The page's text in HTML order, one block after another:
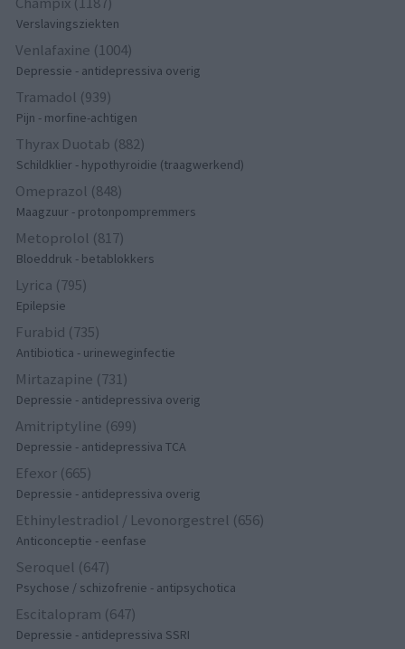
Verslavingsziekten
Venlafaxine (1004)
Depressie - antidepressiva overig
Tramadol (939)
Pijn - morfine-achtigen
Thyrax Duotab (882)
Schildklier - hypothyroidie (traagwerkend)
Omeprazol (848)
Maagzuur - protonpompremmers
Metoprolol (817)
Bloeddruk - betablokkers
Lyrica (795)
Epilepsie
Furabid (735)
Antibiotica - urineweginfectie
Mirtazapine (731)
Depressie - antidepressiva overig
Amitriptyline (699)
Depressie - antidepressiva TCA
Efexor (665)
Depressie - antidepressiva overig
Ethinylestradiol / Levonorgestrel (656)
Anticonceptie - eenfase
Seroquel (647)
Psychose / schizofrenie - antipsychotica
Escitalopram (647)
Depressie - antidepressiva SSRI